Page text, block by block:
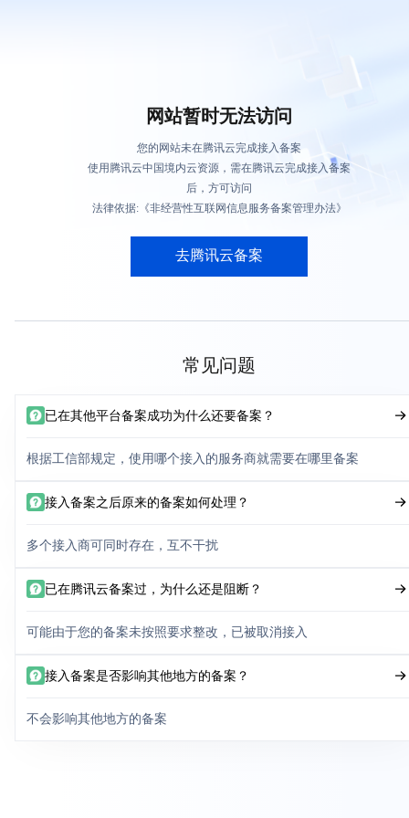
网站暂时无法访问
您的网站未在腾讯云完成接入备案
使用腾讯云中国境内云资源，需在腾讯云完成接入备案
后，方可访问
法律依据:《非经营性互联网信息服务备案管理办法》
去腾讯云备案
常见问题
已在其他平台备案成功为什么还要备案？
根据工信部规定，使用哪个接入的服务商就需要在哪里备案
接入备案之后原来的备案如何处理？
多个接入商可同时存在，互不干扰
已在腾讯云备案过，为什么还是阻断？
可能由于您的备案未按照要求整改，已被取消接入
接入备案是否影响其他地方的备案？
不会影响其他地方的备案